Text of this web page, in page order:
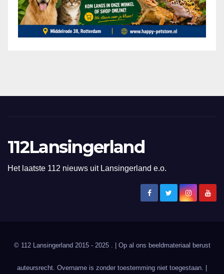
112Lansingerland
Het laatste 112 nieuws uit Lansingerland e.o.
© 112 Lansingerland 2015 - 2025 . | Op al ons beeldmateriaal berust
auteursrecht. Overname is zonder toestemming niet toegestaan. |